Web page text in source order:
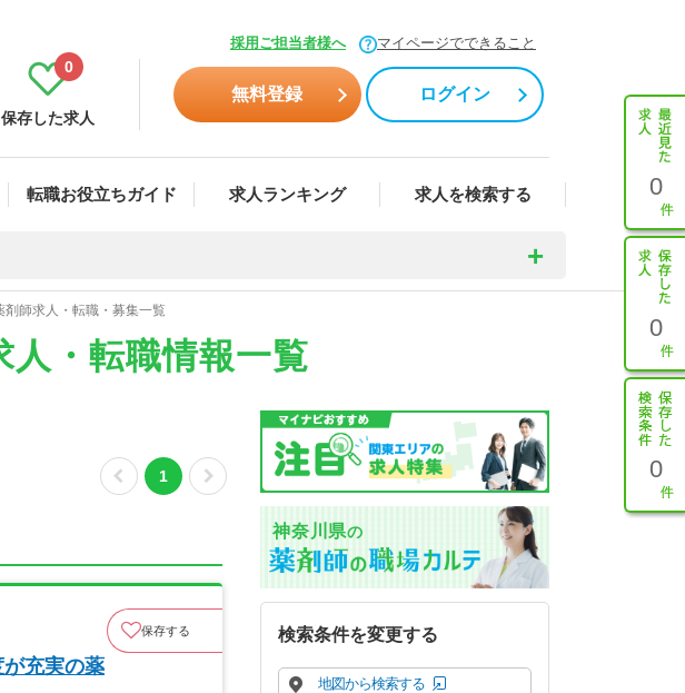
採用ご担当者様へ マイページでできること
保存した求人
0
無料登録 ログイン
転職お役立ちガイド 求人ランキング 求人を検索する 0
0
0
師求人・転職・募集一覧
・転職情報一覧
1
保存する
充実の薬
神奈川県の
検索条件を変更する
地図から検索する